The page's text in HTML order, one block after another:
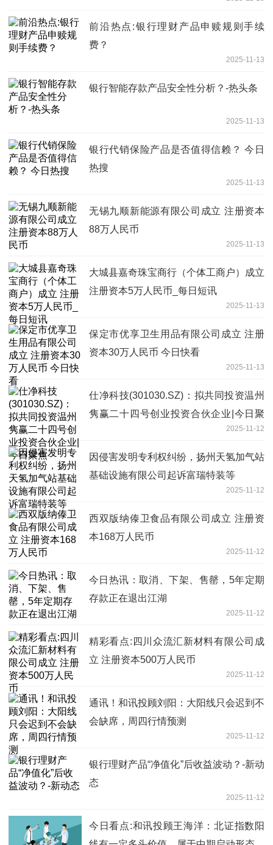
前沿热点:银行理财产品申赎规则手续
费？
2025-11-13
银行智能存款产品安全性分析？-热头条
2025-11-13
银行代销保险产品是否值得信赖？ 今日
热搜
2025-11-13
无锡九顺新能源有限公司成立 注册资本
88万人民币
2025-11-13
大城县嘉奇珠宝商行（个体工商户）成立
注册资本5万人民币_每日短讯
2025-11-13
保定市优享卫生用品有限公司成立 注册
资本30万人民币 今日快看
2025-11-13
仕净科技(301030.SZ)：拟共同投资温州
隽赢二十四号创业投资合伙企业|今日聚
2025-11-12
因侵害发明专利权纠纷，扬州天氢加气站
基础设施有限公司起诉富瑞特装等
2025-11-12
西双版纳傣卫食品有限公司成立 注册资
本168万人民币
2025-11-12
今日热讯：取消、下架、售罄，5年定期
存款正在退出江湖
2025-11-12
精彩看点:四川众流汇新材料有限公司成
立 注册资本500万人民币
2025-11-12
通讯！和讯投顾刘阳：大阳线只会迟到不
会缺席，周四行情预测
2025-11-12
银行理财产品“净值化”后收益波动？-新动
态
2025-11-12
今日看点:和讯投顾王海洋：北证指数阳